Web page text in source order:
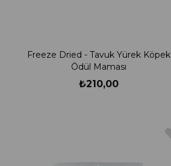
Freeze Dried - Tavuk Yürek Köpek
Ödül Maması
₺210,00